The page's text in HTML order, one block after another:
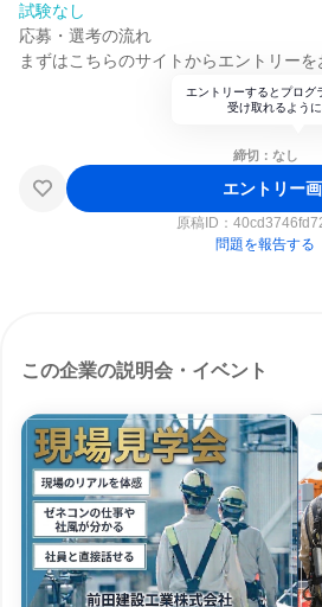
試験なし
応募・選考の流れ
まずはこちらのサイトからエントリーを
エントリーするとプログ
受け取れるよう
締切：なし
エントリー
原稿ID：
問題を報告する
この企業の説明会・イベント